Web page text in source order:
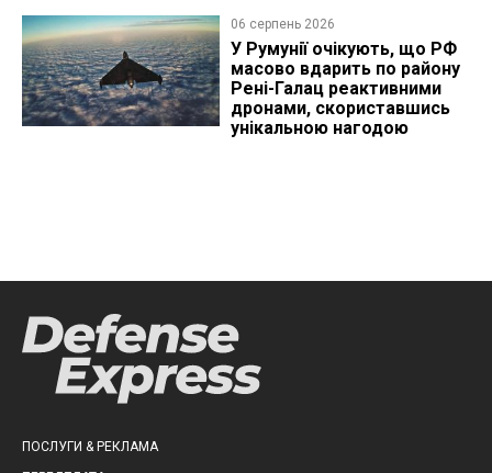
06 серпень 2026
У Румунії очікують, що РФ
масово вдарить по району
Рені-Галац реактивними
дронами, скориставшись
унікальною нагодою
ПОСЛУГИ & РЕКЛАМА